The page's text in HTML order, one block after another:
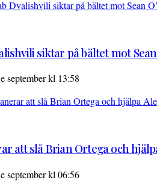
siktar på bältet mot
september kl 13:58
att slå Brian Ortega och
september kl 06:56